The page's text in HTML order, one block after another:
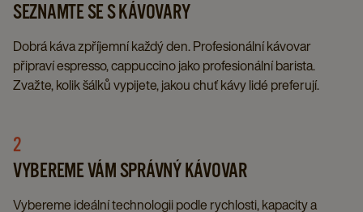
SEZNAMTE SE S KÁVOVARY
Dobrá káva zpříjemní každý den. Profesionální kávovar
připraví espresso, cappuccino jako profesionální barista.
Zvažte, kolik šálků vypijete, jakou chuť kávy lidé preferují.​
2
VYBEREME VÁM SPRÁVNÝ KÁVOVAR​
Vybereme ideální technologii podle rychlosti, kapacity a